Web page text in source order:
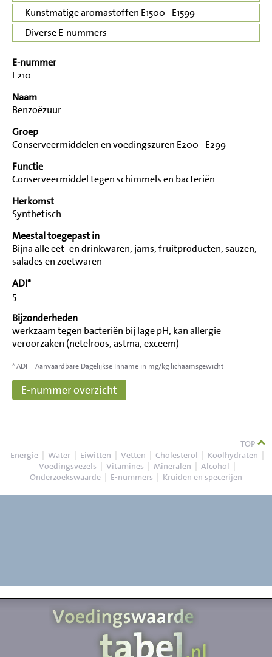
Kunstmatige aromastoffen E1500 - E1599
Diverse E-nummers
E-nummer
E210
Naam
Benzoëzuur
Groep
Conserveermiddelen en voedingszuren E200 - E299
Functie
Conserveermiddel tegen schimmels en bacteriën
Herkomst
Synthetisch
Meestal toegepast in
Bijna alle eet- en drinkwaren, jams, fruitproducten, sauzen,
salades en zoetwaren
ADI*
5
Bijzonderheden
werkzaam tegen bacteriën bij lage pH, kan allergie
veroorzaken (netelroos, astma, exceem)
* ADI = Aanvaardbare Dagelijkse Inname in mg/kg lichaamsgewicht
E-nummer overzicht
TOP
Energie | Water | Eiwitten | Vetten | Cholesterol | Koolhydraten |
Voedingsvezels | Vitamines | Mineralen | Alcohol |
Onderzoekswaarde | E-nummers | Kruiden en specerijen